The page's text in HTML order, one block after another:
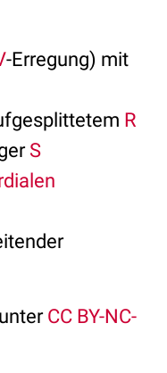
-Erregung) mit
R
S
CC BY-NC-